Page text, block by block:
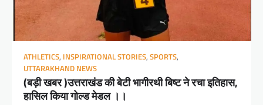
ATHLETICS, INSPIRATIONAL STORIES, SPORTS,
UTTARAKHAND NEWS
(बड़ी खबर )उत्तराखंड की बेटी भागीरथी बिष्ट ने रचा इतिहास,
हासिल किया गोल्ड मेडल ।।